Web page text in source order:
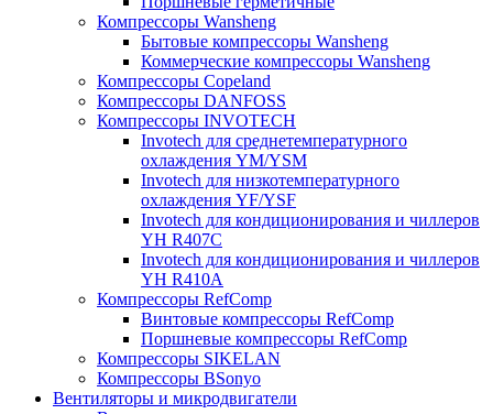
Компрессоры Wansheng
Бытовые компрессоры Wansheng
Коммерческие компрессоры Wansheng
Компрессоры Copeland
Компрессоры DANFOSS
Компрессоры INVOTECH
Invotech для среднетемпературного
охлаждения YM/YSM
Invotech для низкотемпературного
охлаждения YF/YSF
Invotech для кондиционирования и чиллеров
YH R407C
Invotech для кондиционирования и чиллеров
YH R410A
Компрессоры RefComp
Винтовые компрессоры RefComp
Поршневые компрессоры RefComp
Компрессоры SIKELAN
Компрессоры BSonyo
Вентиляторы и микродвигатели